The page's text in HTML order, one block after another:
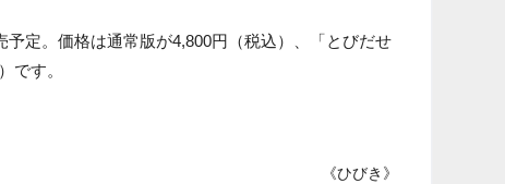
予定。価格は通常版が4,800円（税込）、「とびだせ
です。
《ひびき》